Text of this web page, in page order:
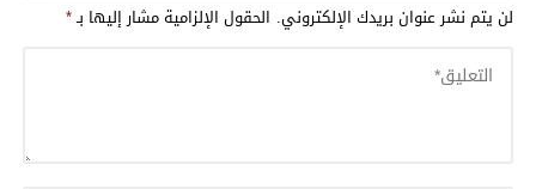
لن يتم نشر عنوان بريدك الإلكتروني. الحقول الإلزامية مشار إليها بـ*